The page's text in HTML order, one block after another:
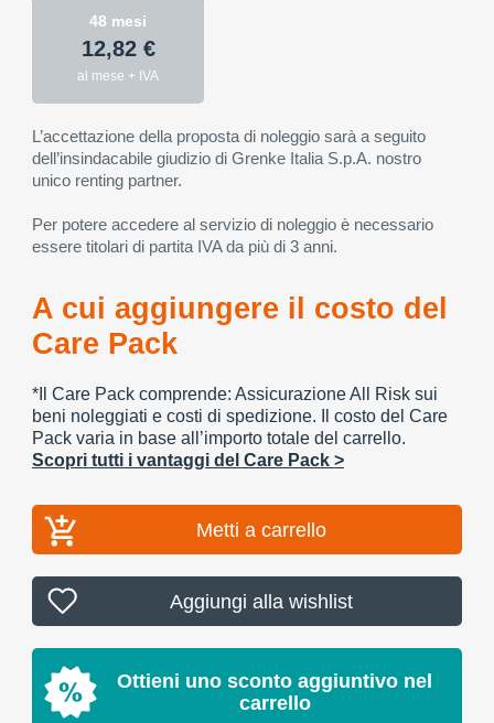
48 mesi
12,82 €
al mese + IVA
L’accettazione della proposta di noleggio sarà a seguito
dell’insindacabile giudizio di Grenke Italia S.p.A. nostro
unico renting partner.
Per potere accedere al servizio di noleggio è necessario
essere titolari di partita IVA da più di 3 anni.
A cui aggiungere il costo del
Care Pack
*Il Care Pack comprende: Assicurazione All Risk sui
beni noleggiati e costi di spedizione. Il costo del Care
Pack varia in base all’importo totale del carrello.
Scopri tutti i vantaggi del Care Pack >
Metti a carrello
Aggiungi alla wishlist
Ottieni uno sconto aggiuntivo nel
carrello